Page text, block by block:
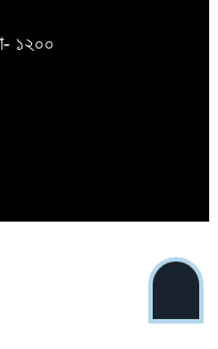
১২০০